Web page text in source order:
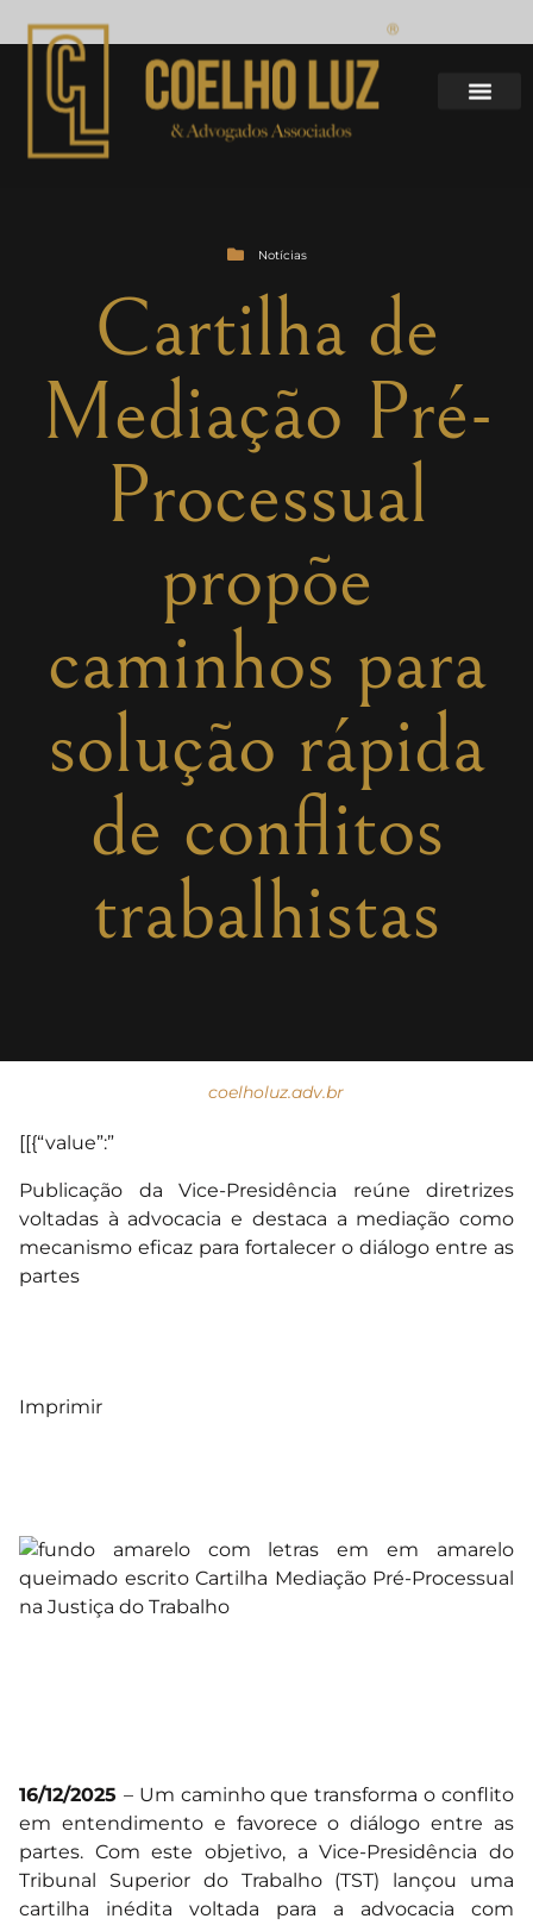
Notícias
Cartilha de
Mediação Pré-
Processual
propõe
caminhos para
solução rápida
de conflitos
trabalhistas
coelholuz.adv.br
[[{“value”:”
Publicação da Vice-Presidência reúne diretrizes
voltadas à advocacia e destaca a mediação como
mecanismo eficaz para fortalecer o diálogo entre as
partes
Imprimir
16/12/2025 – Um caminho que transforma o conflito
em entendimento e favorece o diálogo entre as
partes. Com este objetivo, a Vice-Presidência do
Tribunal Superior do Trabalho (TST) lançou uma
cartilha inédita voltada para a advocacia com